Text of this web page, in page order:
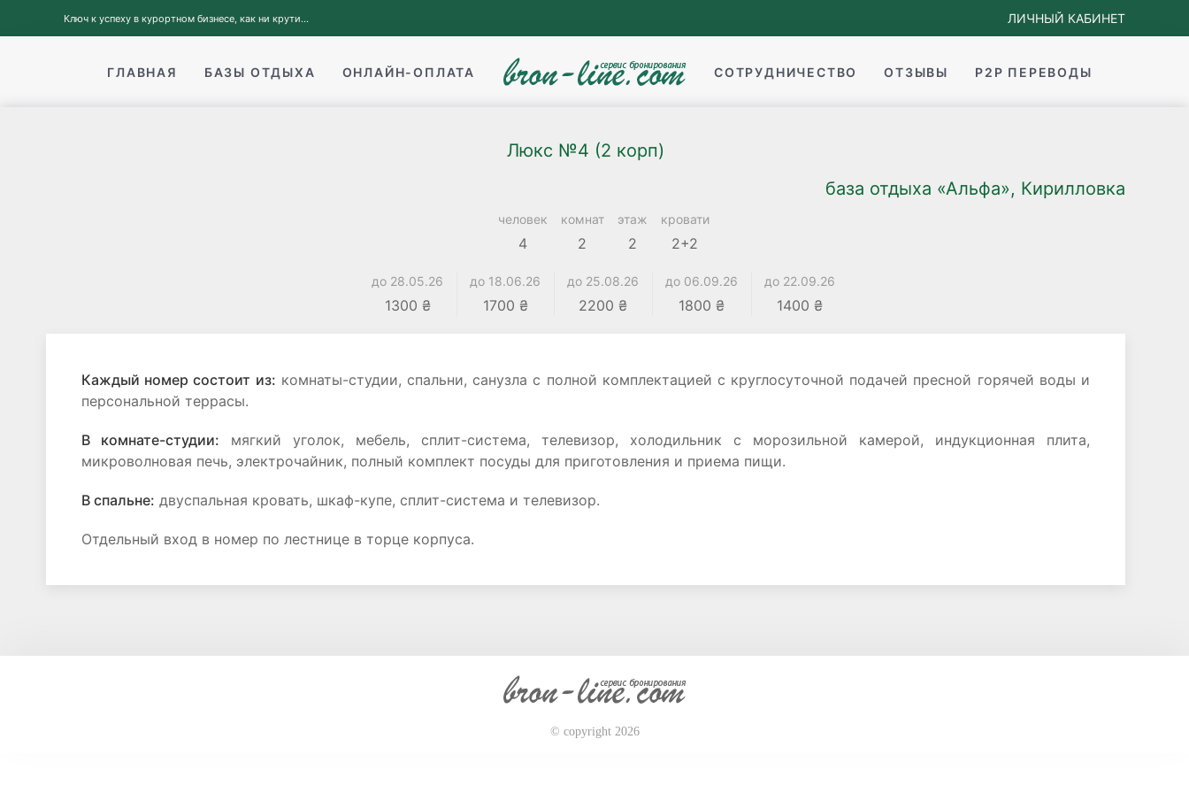
Ключ к успеху в курортном бизнесе, как ни крути... ЛИЧНЫЙ КАБИНЕТ
ГЛАВНАЯ БАЗЫ ОТДЫХА ОНЛАЙН-ОПЛАТА СОТРУДНИЧЕСТВО ОТЗЫВЫ P2P ПЕРЕВОДЫ
Люкс №4 (2 корп)
база отдыха «Альфа», Кирилловка
человек
4
комнат
2
этаж
2
кровати
2+2
до 28.05.26
1300 ₴
до 18.06.26
1700 ₴
до 25.08.26
2200 ₴
до 06.09.26
1800 ₴
до 22.09.26
1400 ₴
Каждый номер состоит из: комнаты-студии, спальни, санузла с полной комплектацией с круглосуточной подачей пресной горячей воды и
персональной террасы.
В комнате-студии: мягкий уголок, мебель, сплит-система, телевизор, холодильник с морозильной камерой, индукционная плита,
микроволновая печь, электрочайник, полный комплект посуды для приготовления и приема пищи.
В спальне: двуспальная кровать, шкаф-купе, сплит-система и телевизор.
Отдельный вход в номер по лестнице в торце корпуса.
© copyright 2026